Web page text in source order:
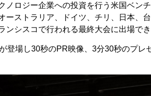
ノロジー企業への投資を行う米国ベン
ーストラリア、ドイツ、チリ、日本、
シスコで行われる最終大会に出場でき
登場し30秒のPR映像、3分30秒のプ